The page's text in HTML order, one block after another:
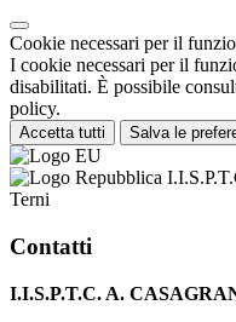
Cookie necessari per il
I cookie necessari per il
disabilitati. È possibile
policy.
Accetta tutti Salva le
Terni
Contatti
I.I.S.P.T.C. A.